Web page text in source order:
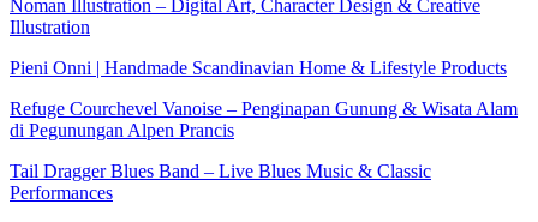
Noman Illustration – Digital Art, Character Design & Creative
Illustration
Pieni Onni | Handmade Scandinavian Home & Lifestyle Products
Refuge Courchevel Vanoise – Penginapan Gunung & Wisata Alam
di Pegunungan Alpen Prancis
Tail Dragger Blues Band – Live Blues Music & Classic
Performances